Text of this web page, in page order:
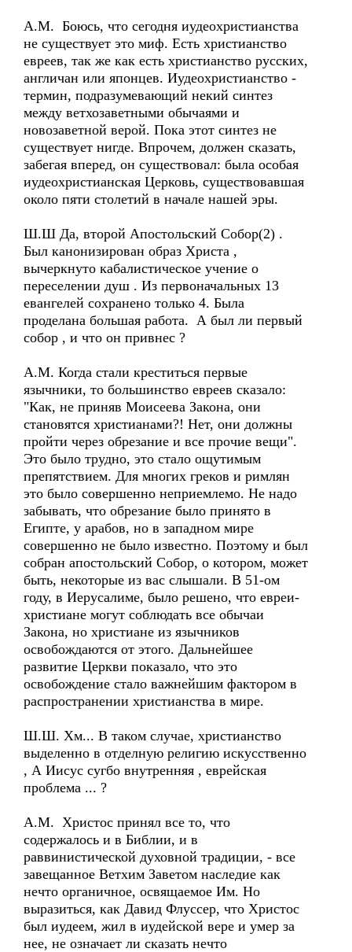
А.М. Боюсь, что сегодня иудеохристианства
не существует это миф. Есть христианство
евреев, так же как есть христианство русских,
англичан или японцев. Иудеохристианство -
термин, подразумевающий некий синтез
между ветхозаветными обычаями и
новозаветной верой. Пока этот синтез не
существует нигде. Впрочем, должен сказать,
забегая вперед, он существовал: была особая
иудеохристианская Церковь, существовавшая
около пяти столетий в начале нашей эры.
Ш.Ш Да, второй Апостольский Собор(2) .
Был канонизирован образ Христа ,
вычеркнуто кабалистическое учение о
переселении душ . Из первоначальных 13
евангелей сохранено только 4. Была
проделана большая работа. А был ли первый
собор , и что он привнес ?
А.М. Когда стали креститься первые
язычники, то большинство евреев сказало:
"Как, не приняв Моисеева Закона, они
становятся христианами?! Нет, они должны
пройти через обрезание и все прочие вещи".
Это было трудно, это стало ощутимым
препятствием. Для многих греков и римлян
это было совершенно неприемлемо. Не надо
забывать, что обрезание было принято в
Египте, у арабов, но в западном мире
совершенно не было известно. Поэтому и был
собран апостольский Собор, о котором, может
быть, некоторые из вас слышали. В 51-ом
году, в Иерусалиме, было решено, что евреи-
христиане могут соблюдать все обычаи
Закона, но христиане из язычников
освобождаются от этого. Дальнейшее
развитие Церкви показало, что это
освобождение стало важнейшим фактором в
распространении христианства в мире.
Ш.Ш. Хм... В таком случае, христианство
выделенно в отделную религию искусственно
, А Иисус сугбо внутренняя , еврейская
проблема ... ?
А.М. Христос принял все то, что
содержалось и в Библии, и в
раввинистической духовной традиции, - все
завещанное Ветхим Заветом наследие как
нечто органичное, освящаемое Им. Но
выразиться, как Давид Флуссер, что Христос
был иудеем, жил в иудейской вере и умер за
нее, не означает ли сказать нечто